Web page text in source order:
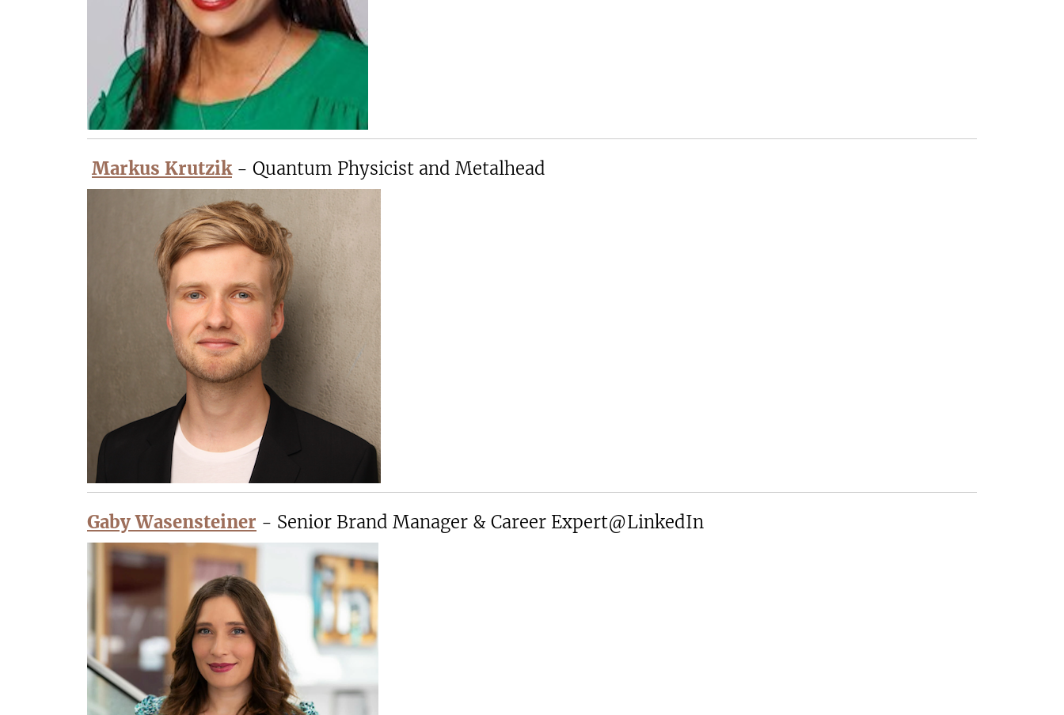
Markus Krutzik - Quantum Physicist and Metalhead
Gaby Wasensteiner - Senior Brand Manager & Career Expert@LinkedIn